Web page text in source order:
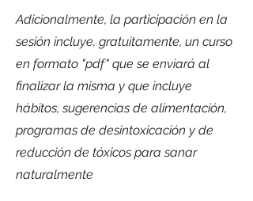
Adicionalmente, la participación en la
sesión incluye, gratuitamente, un curso
en formato "pdf" que se enviará al
finalizar la misma y que incluye
hábitos, sugerencias de alimentación,
programas de desintoxicación y de
reducción de tóxicos para sanar
naturalmente